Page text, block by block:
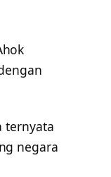
ternyata
negara